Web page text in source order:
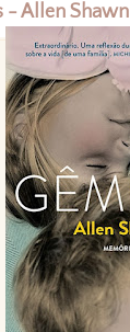
- Allen Shawn